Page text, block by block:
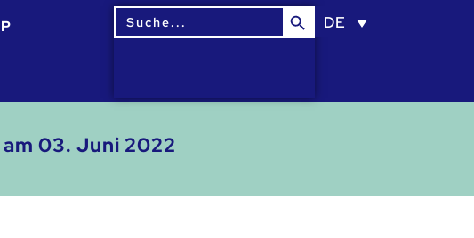
Search
for:
Search Button
DE
03. Juni 2022